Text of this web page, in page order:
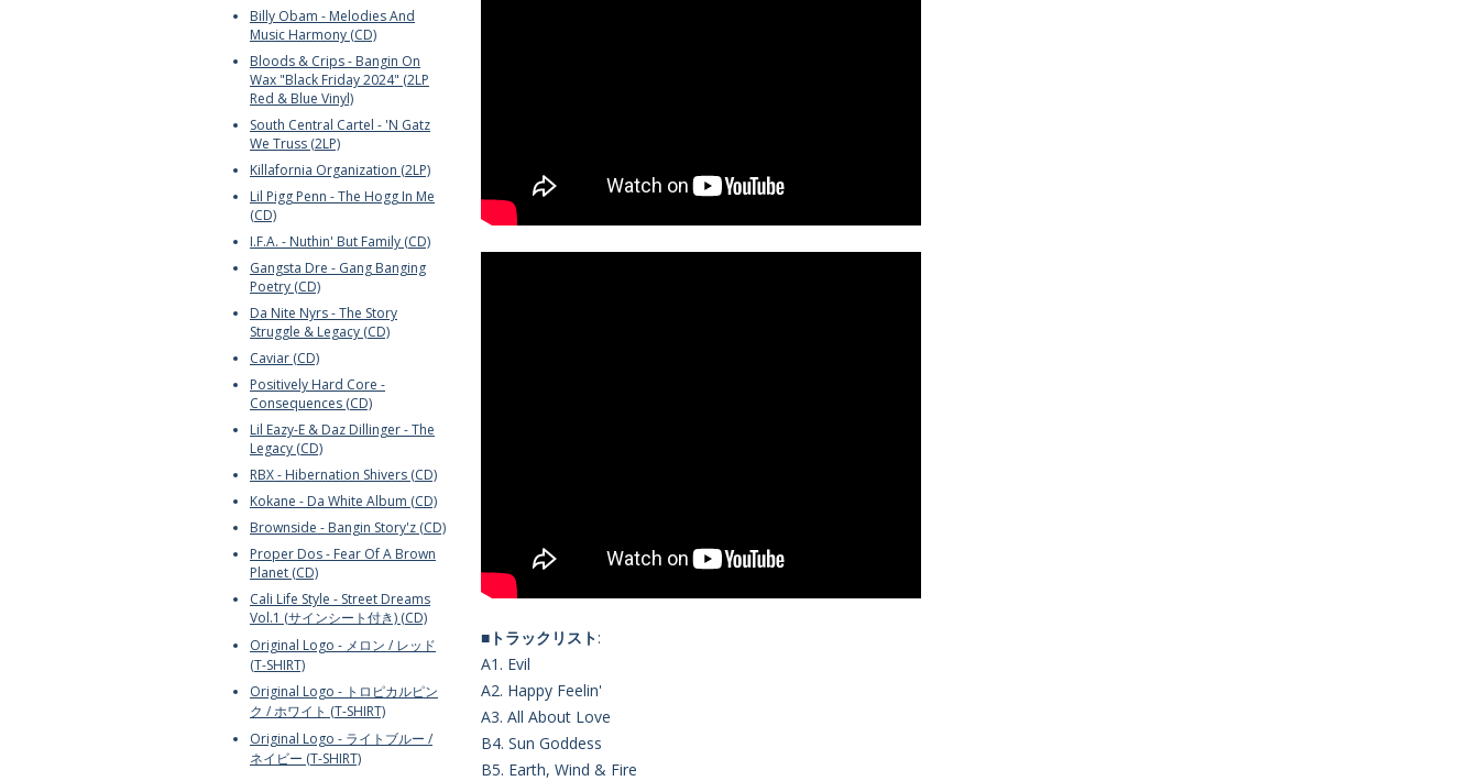
■トラックリスト:
A1. Evil
A2. Happy Feelin'
A3. All About Love
B4. Sun Goddess
B5. Earth, Wind & Fire
Billy Obam - Melodies And
Music Harmony (CD)
Bloods & Crips - Bangin On
Wax "Black Friday 2024" (2LP
Red & Blue Vinyl)
South Central Cartel - 'N Gatz
We Truss (2LP)
Killafornia Organization (2LP)
Lil Pigg Penn - The Hogg In Me
(CD)
I.F.A. - Nuthin' But Family (CD)
Gangsta Dre - Gang Banging
Poetry (CD)
Da Nite Nyrs - The Story
Struggle & Legacy (CD)
Caviar (CD)
Positively Hard Core -
Consequences (CD)
Lil Eazy-E & Daz Dillinger - The
Legacy (CD)
RBX - Hibernation Shivers (CD)
Kokane - Da White Album (CD)
Brownside - Bangin Story'z (CD)
Proper Dos - Fear Of A Brown
Planet (CD)
Cali Life Style - Street Dreams
Vol.1 (サインシート付き) (CD)
Original Logo - メロン / レッド
(T-SHIRT)
Original Logo - トロピカルピン
ク / ホワイト (T-SHIRT)
Original Logo - ライトブルー /
ネイビー (T-SHIRT)